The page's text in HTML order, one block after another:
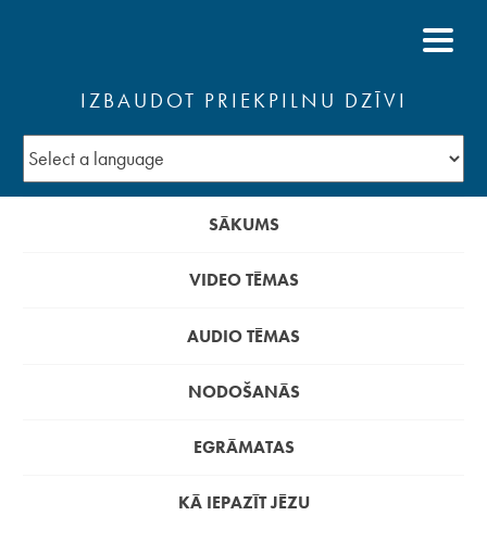
IZBAUDOT PRIEKPILNU DZĪVI
SĀKUMS
VIDEO TĒMAS
AUDIO TĒMAS
NODOŠANĀS
EGRĀMATAS
KĀ IEPAZĪT JĒZU